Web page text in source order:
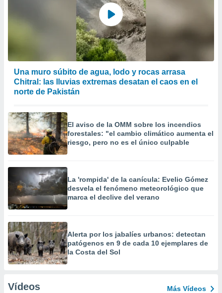
Una muro súbito de agua, lodo y rocas arrasa
Chitral: las lluvias extremas desatan el caos en el
norte de Pakistán
El aviso de la OMM sobre los incendios
forestales: "el cambio climático aumenta el
riesgo, pero no es el único culpable
La 'rompida' de la canícula: Evelio Gómez
desvela el fenómeno meteorológico que
marca el declive del verano
Alerta por los jabalíes urbanos: detectan
patógenos en 9 de cada 10 ejemplares de
la Costa del Sol
Vídeos Más Vídeos